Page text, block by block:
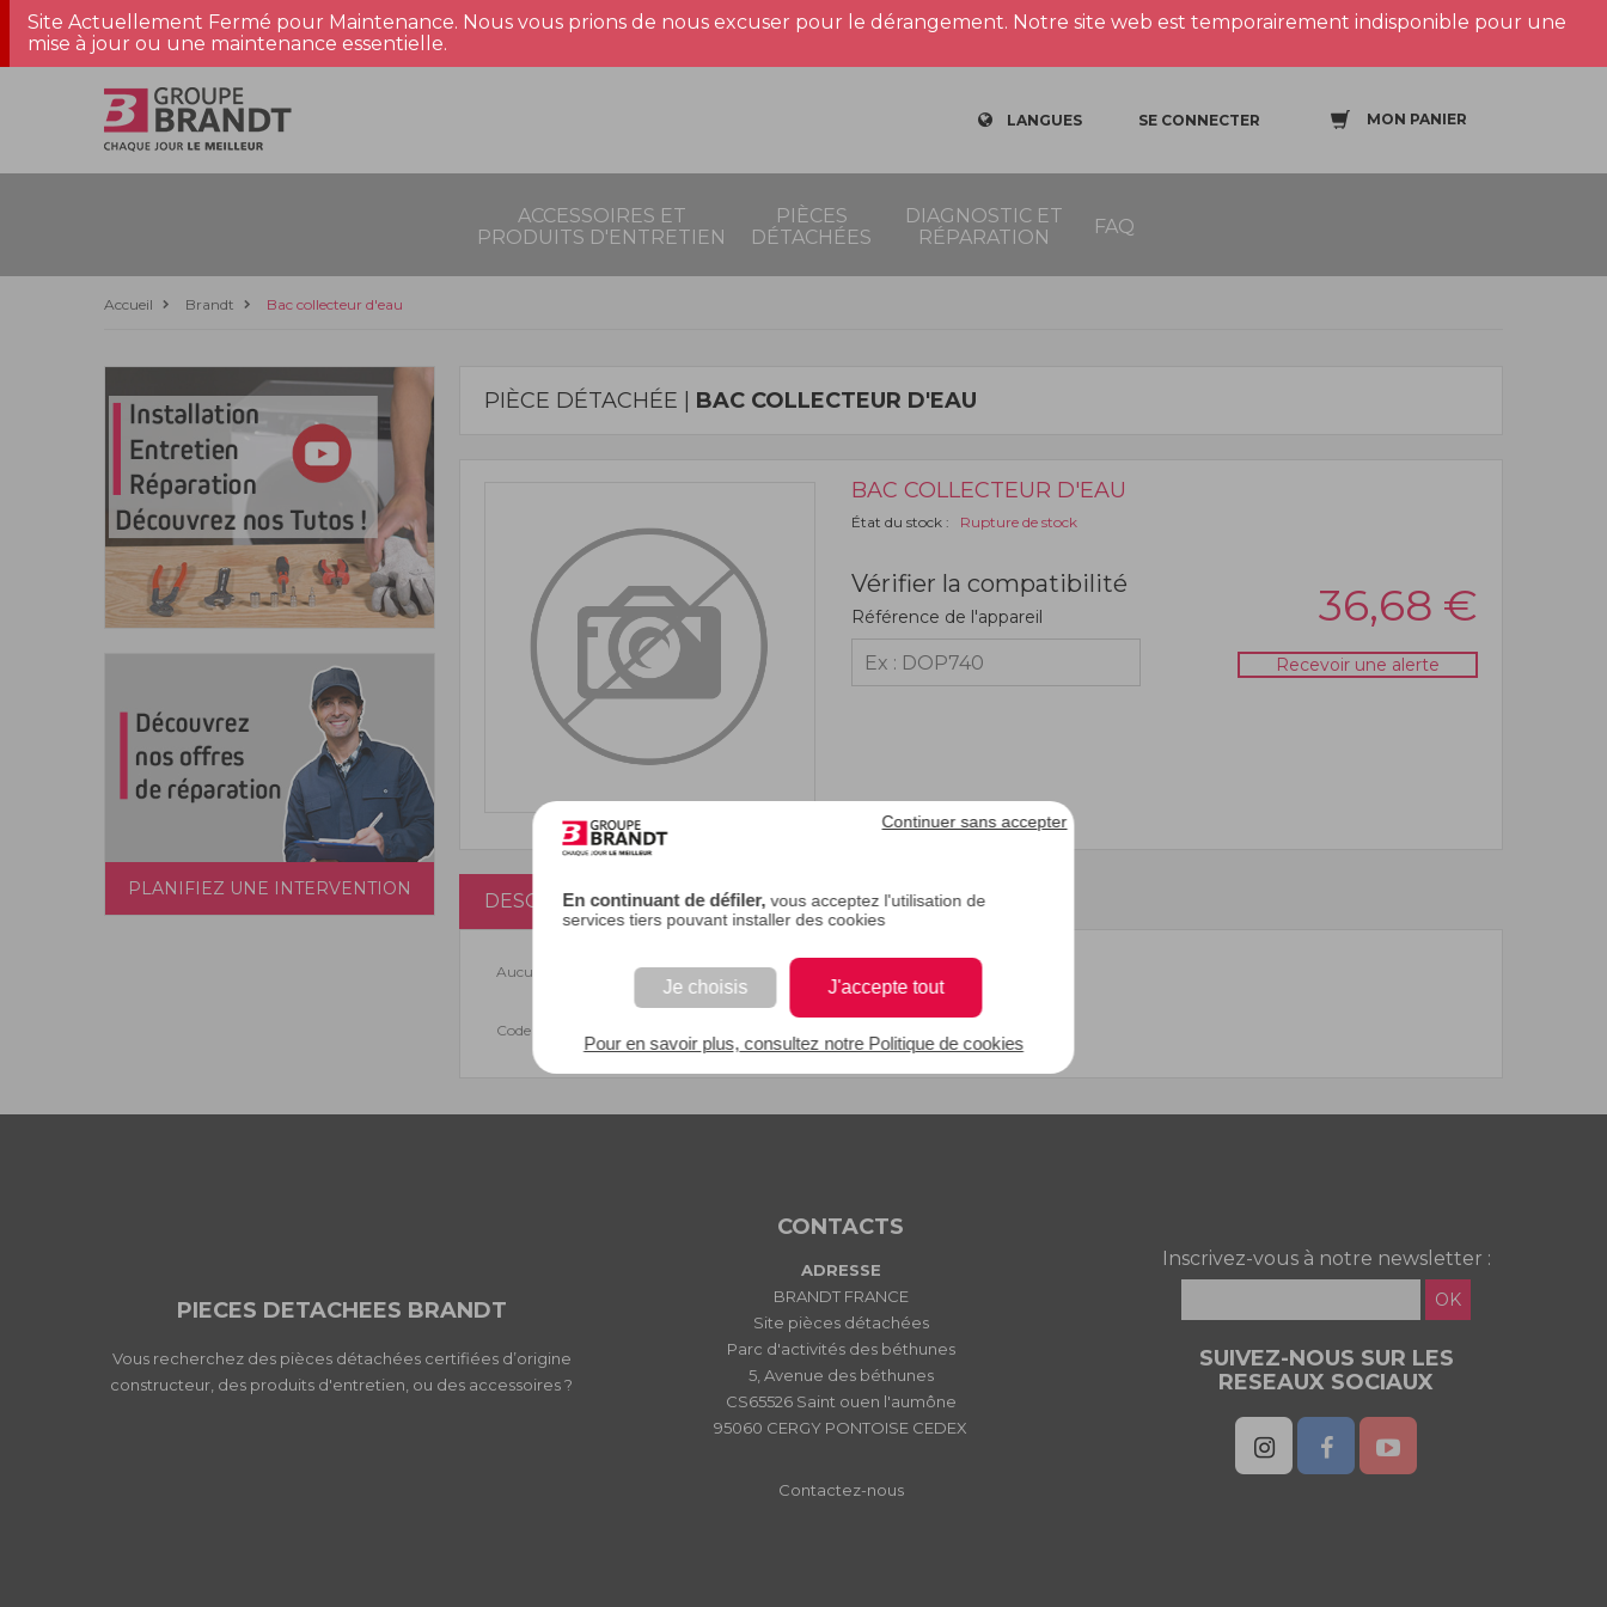
En continuant de défiler, vous acceptez l'utilisation de
services tiers pouvant installer des cookies
Je choisis J'accepte tout
Continuer sans accepter
Pour en savoir plus, consultez notre Politique de cookies
Site Actuellement Fermé pour Maintenance. Nous vous prions de nous excuser pour le dérangement. Notre site web est temporairement indisponible pour une
mise à jour ou une maintenance essentielle.
LANGUES SE CONNECTER MON PANIER
ACCESSOIRES ET
PRODUITS D'ENTRETIEN
PIÈCES
DÉTACHÉES
DIAGNOSTIC ET
RÉPARATION
FAQ
Accueil Brandt Bac collecteur d'eau
PLANIFIEZ UNE INTERVENTION
PIÈCE DÉTACHÉE | BAC COLLECTEUR D'EAU
BAC COLLECTEUR D'EAU
État du stock : Rupture de stock
Vérifier la compatibilité
Référence de l'appareil 36,68 €
Recevoir une alerte
DESCRIPTION
Aucune description.
Code EAN : 3251431472738
PIECES DETACHEES BRANDT
Vous recherchez des pièces détachées certifiées d’origine
constructeur, des produits d'entretien, ou des accessoires ?
CONTACTS
ADRESSE
BRANDT FRANCE
Site pièces détachées
Parc d'activités des béthunes
5, Avenue des béthunes
CS65526 Saint ouen l'aumône
95060 CERGY PONTOISE CEDEX
Contactez-nous
Inscrivez-vous à notre newsletter :
OK
SUIVEZ-NOUS SUR LES
RESEAUX SOCIAUX